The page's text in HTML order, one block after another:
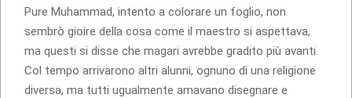
Pure Muhammad, intento a colorare un foglio, non
sembrò gioire della cosa come il maestro si aspettava,
ma questi si disse che magari avrebbe gradito più avanti.
Col tempo arrivarono altri alunni, ognuno di una religione
diversa, ma tutti ugualmente amavano disegnare e